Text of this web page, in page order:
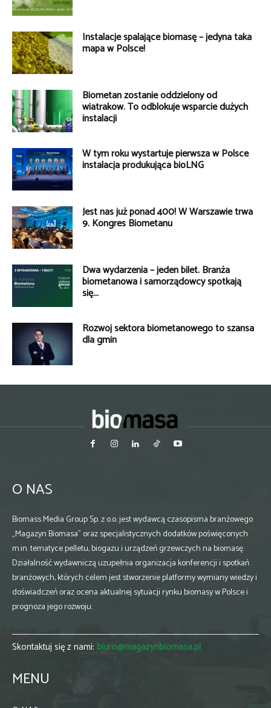
Instalacje spalające biomasę – jedyna taka
mapa w Polsce!
Biometan zostanie oddzielony od
wiatraków. To odblokuje wsparcie dużych
instalacji
W tym roku wystartuje pierwsza w Polsce
instalacja produkująca bioLNG
Jest nas już ponad 400! W Warszawie trwa
9. Kongres Biometanu
Dwa wydarzenia – jeden bilet. Branża
biometanowa i samorządowcy spotkają
się...
Rozwój sektora biometanowego to szansa
dla gmin
O NAS
Biomass Media Group Sp. z o.o. jest wydawcą czasopisma branżowego
„Magazyn Biomasa” oraz specjalistycznych dodatków poświęconych
m.in. tematyce pelletu, biogazu i urządzeń grzewczych na biomasę.
Działalność wydawniczą uzupełnia organizacja konferencji i spotkań
branżowych, których celem jest stworzenie platformy wymiany wiedzy i
doświadczeń oraz ocena aktualnej sytuacji rynku biomasy w Polsce i
prognoza jego rozwoju.
Skontaktuj się z nami: biuro@magazynbiomasa.pl
MENU